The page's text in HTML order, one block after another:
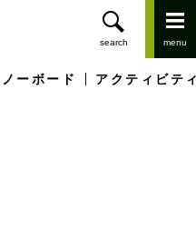
ーボード アクティビテ